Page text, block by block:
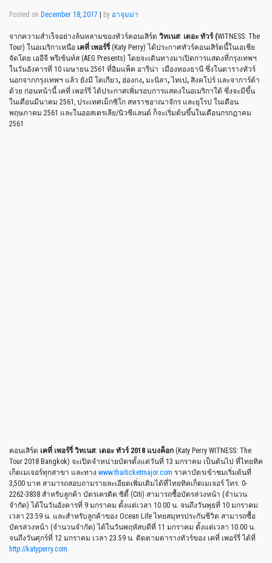
Posted on December 18, 2017 by อาจุมม่า
จากความสำเร็จอย่างล้นหลามของทัวร์คอนเสิร์ต วิทเนส: เดอะ ทัวร์ (WITNESS: The
Tour) ในอเมริกาเหนือ เคที่ เพอร์รี่(Katy Perry) ได้ประกาศทัวร์คอนเสิร์ตนี้ในเอเชีย
จัดโดย เออีจี พรีเซ้นท์ส (AEG Presents) โดยจะเดินทางมาเปิดการแสดงที่กรุงเทพฯ
ในวันอังคารที่ 10 เมษายน 2561 ที่อิมแพ็ค อารีน่า เมืองทองธานี ซึ่งในตารางทัวร์
นอกจากกรุงเทพฯ แล้ว ยังมี โตเกียว, ฮ่องกง, มะนิลา, ไทเป , สิงคโปร์ และจาการ์ต้า
ด้วย ก่อนหน้านี้ เคที่ เพอร์รี่ ได้ประกาศเพิ่มรอบการแสดงในอเมริกาใต้ ซึ่งจะมีขึ้น
ในเดือนมีนาคม 2561, ประเทศเม็กซิโก สหราชอาณาจักร และยุโรป ในเดือน
พฤษภาคม 2561 และในออสเตรเลีย/นิวซีแลนด์ ก็จะเริ่มต้นขึ้นในเดือนกรกฎาคม
2561
คอนเสิร์ต เคที่ เพอร์รี่ วิทเนส: เดอะ ทัวร์ 2018 แบงค็อก (Katy Perry WITNESS: The
Tour 2018 Bangkok) จะเปิดจำหน่ายบัตรตั้งแต่วันที่ 13 มกราคม เป็นต้นไป ที่ไทยทิค
เก็ตเมเจอร์ทุกสาขา และทาง www.thaiticketmajor.com ราคาบัตรเข้าชมเริ่มต้นที่
3,500 บาท สามารถสอบถามรายละเอียดเพิ่มเติมได้ที่ไทยทิคเก็ตเมเจอร์ โทร. 0-
2262-3838 สำหรับลูกค้า บัตรเครดิต ซิตี้ (Citi) สามารถซื้อบัตรล่วงหน้า (จำนวน
จำกัด) ได้ในวันอังคารที่ 9 มกราคม ตั้งแต่เวลา 10.00 น. จนถึงวันพุธที่ 10 มกราคม
เวลา 23.59 น. และสำหรับลูกค้าของ Ocean Life ไทยสมุทรประกันชีวิต สามารถซื้อ
บัตรล่วงหน้า (จำนวนจำกัด) ได้ในวันพฤหัสบดีที่ 11 มกราคม ตั้งแต่เวลา 10.00 น.
จนถึงวันศุกร์ที่ 12 มกราคม เวลา 23.59 น. ติดตามตารางทัวร์ของ เคที่ เพอร์รี่ ได้ที่
http://katyperry.com